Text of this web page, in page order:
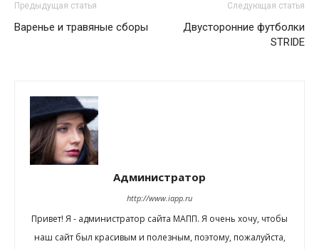
Предыдущая статья
Варенье и травяные сборы
Следующая статья
Двусторонние футболки
STRIDE
Администратор
http://www.iapp.ru
Привет! Я - администратор сайта МАПП. Я очень хочу, чтобы
наш сайт был красивым и полезным, поэтому, пожалуйста,